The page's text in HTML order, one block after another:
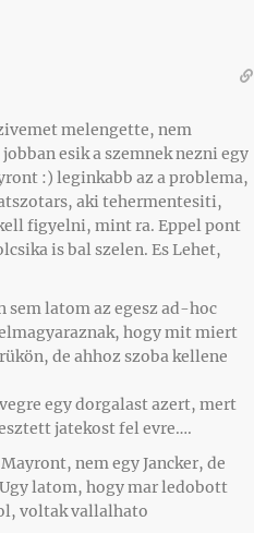
melengette, nem
esik a szemnek nezni egy
:) leginkabb az a problema,
aki tehermentesiti,
figyelni, mint ra. Eppel pont
is bal szelen. Es Lehet,
sem latom az egesz ad-hoc
hogy mit miert
de ahhoz szoba kellene
egy dorgalast azert, mert
jatekost fel evre….
nem egy Jancker, de
latom, hogy mar ledobott
voltak vallalhato